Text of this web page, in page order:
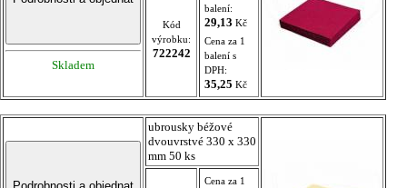
Skladem
Kód
výrobku:
722242
balení:
29,13 Kč
Cena za 1
balení s
DPH:
35,25 Kč
ubrousky béžové
dvouvrstvé 330 x 330
mm 50 ks
Cena za 1